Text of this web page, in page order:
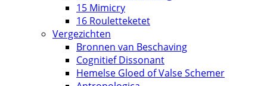
15 Mimicry
16 Rouletteketet
Vergezichten
Bronnen van Beschaving
Cognitief Dissonant
Hemelse Gloed of Valse Schemer